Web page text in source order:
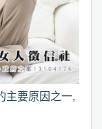
主要原因之一,